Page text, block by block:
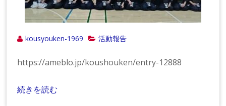
kousyouken-1969 活動報告
https://ameblo.jp/koushouken/entry-12888
続きを読む